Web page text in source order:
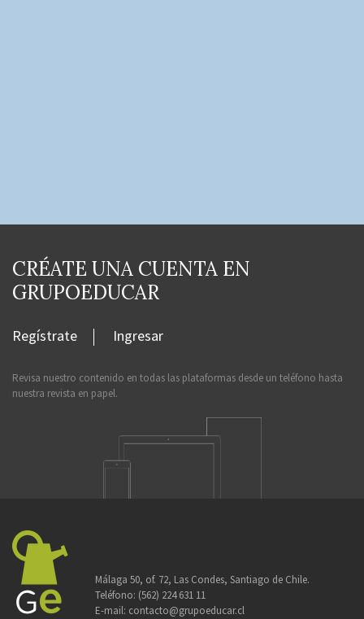
CRÉATE UNA CUENTA EN
GRUPOEDUCAR
Regístrate Ingresar
Revisa nuestro contenido en todas las plataformas desde un teléfono hasta
nuestra revista en papel.
Málaga 50, of. 72, Las Condes, Santiago de Chile.
Teléfono: (562) 224 631 11
E-mail: contacto@grupoeducar.cl